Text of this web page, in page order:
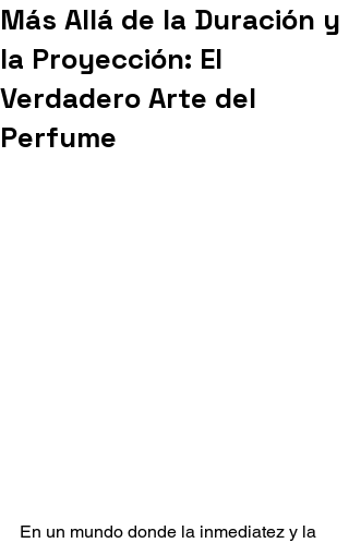
Más Allá de la Duración y
la Proyección: El
Verdadero Arte del
Perfume
En un mundo donde la inmediatez y la